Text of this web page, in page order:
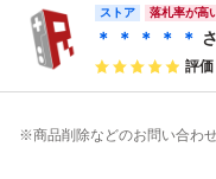
トロゲー
/B87-603
ストア 落札率が高
＊ ＊ ＊ ＊ ＊
評価
※商品削除などのお問い合わ